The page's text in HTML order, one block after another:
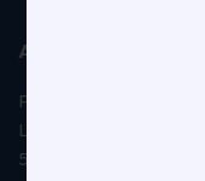
ADRES
Panhuijsen
La Défense 3
5026 SC Tilburg